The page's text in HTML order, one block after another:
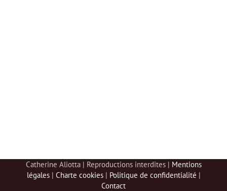
Catherine Aliotta | Reproductions interdites | Mentions
légales| Charte cookies| Politique de confidentialité |
Contact